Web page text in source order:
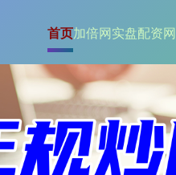
首页加倍网实盘配资网